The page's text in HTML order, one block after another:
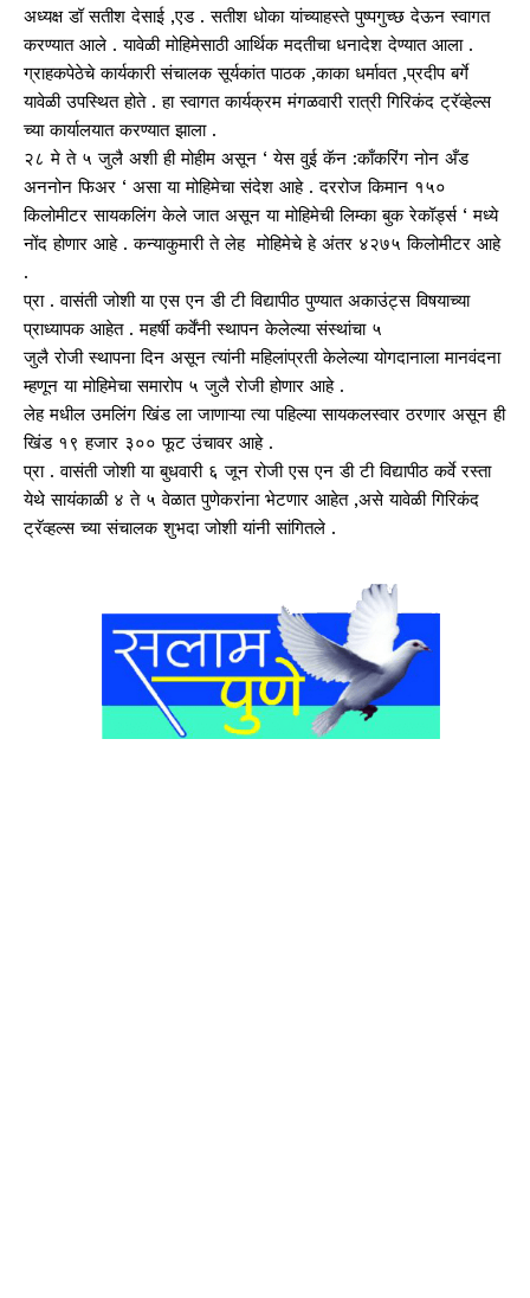
अध्यक्ष डॉ सतीश देसाई ,एड . सतीश धोका यांच्याहस्ते पुष्पगुच्छ देऊन स्वागत
करण्यात आले . यावेळी मोहिमेसाठी आर्थिक मदतीचा धनादेश देण्यात आला .
ग्राहकपेठेचे कार्यकारी संचालक सूर्यकांत पाठक ,काका धर्मावत ,प्रदीप बर्गे
यावेळी उपस्थित होते . हा स्वागत कार्यक्रम मंगळवारी रात्री गिरिकंद ट्रॅव्हेल्स
च्या कार्यालयात करण्यात झाला .
२८ मे ते ५ जुलै अशी ही मोहीम असून ‘ येस वुई कॅन :काँकरिंग नोन अँड
अननोन फिअर ‘ असा या मोहिमेचा संदेश आहे . दररोज किमान १५०
किलोमीटर सायकलिंग केले जात असून या मोहिमेची लिम्का बुक रेकॉर्ड्स ‘ मध्ये
नोंद होणार आहे . कन्याकुमारी ते लेह मोहिमेचे हे अंतर ४२७५ किलोमीटर आहे
.
प्रा . वासंती जोशी या एस एन डी टी विद्यापीठ पुण्यात अकाउंट्स विषयाच्या
प्राध्यापक आहेत . महर्षी कर्वेंनी स्थापन केलेल्या संस्थांचा ५
जुलै रोजी स्थापना दिन असून त्यांनी महिलांप्रती केलेल्या योगदानाला मानवंदना
म्हणून या मोहिमेचा समारोप ५ जुलै रोजी होणार आहे .
लेह मधील उमलिंग खिंड ला जाणाऱ्या त्या पहिल्या सायकलस्वार ठरणार असून ही
खिंड १९ हजार ३०० फूट उंचावर आहे .
प्रा . वासंती जोशी या बुधवारी ६ जून रोजी एस एन डी टी विद्यापीठ कर्वे रस्ता
येथे सायंकाळी ४ ते ५ वेळात पुणेकरांना भेटणार आहेत ,असे यावेळी गिरिकंद
ट्रॅव्हल्स च्या संचालक शुभदा जोशी यांनी सांगितले .